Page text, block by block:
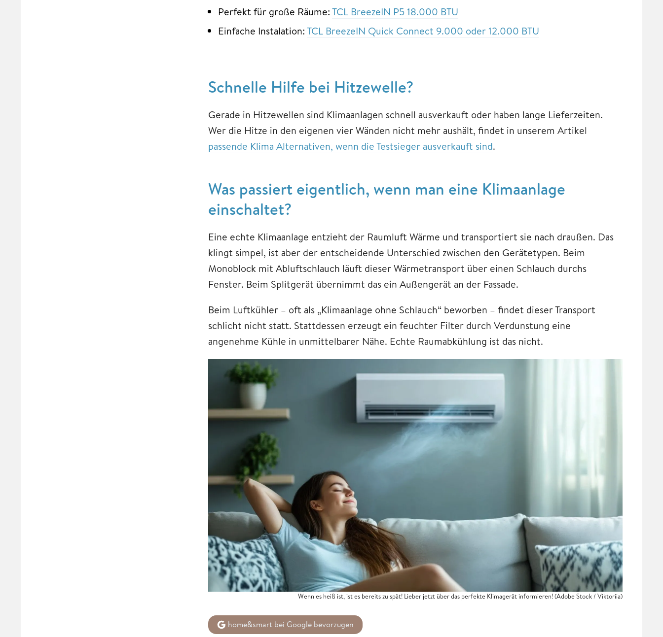
Perfekt für große Räume:TCL BreezeIN P5 18.000 BTU
Einfache Instalation:TCL BreezeIN Quick Connect 9.000 oder 12.000 BTU
Schnelle Hilfe bei Hitzewelle?
Gerade in Hitzewellen sind Klimaanlagen schnell ausverkauft oder haben lange Lieferzeiten.
Wer die Hitze in den eigenen vier Wänden nicht mehr aushält, findet in unserem Artikel
passende Klima Alternativen, wenn die Testsieger ausverkauft sind.
Was passiert eigentlich, wenn man eine Klimaanlage
einschaltet?
Eine echte Klimaanlage entzieht der Raumluft Wärme und transportiert sie nach draußen. Das
klingt simpel, ist aber der entscheidende Unterschied zwischen den Gerätetypen. Beim
Monoblock mit Abluftschlauch läuft dieser Wärmetransport über einen Schlauch durchs
Fenster. Beim Splitgerät übernimmt das ein Außengerät an der Fassade.
Beim Luftkühler – oft als „Klimaanlage ohne Schlauch“ beworben – findet dieser Transport
schlicht nicht statt. Stattdessen erzeugt ein feuchter Filter durch Verdunstung eine
angenehme Kühle in unmittelbarer Nähe. Echte Raumabkühlung ist das nicht.
Wenn es heiß ist, ist es bereits zu spät! Lieber jetzt über das perfekte Klimagerät informieren!(Adobe Stock / Viktoriia)
home&smart bei Google bevorzugen